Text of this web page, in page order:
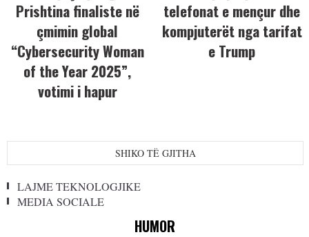
Prishtina finaliste në
çmimin global
“Cybersecurity Woman
of the Year 2025”,
votimi i hapur
telefonat e mençur dhe
kompjuterët nga tarifat
e Trump
SHIKO TË GJITHA
LAJME TEKNOLOGJIKE
MEDIA SOCIALE
HUMOR